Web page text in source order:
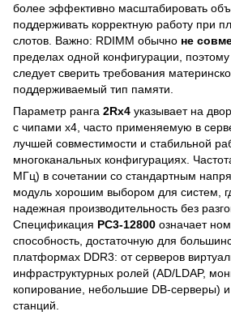
более эффективно масштабировать
поддерживать корректную работу при
слотов. Важно: RDIMM обычно не
пределах одной конфигурации,
следует сверить требования
поддерживаемый тип памяти.
Параметр ранга 2Rx4 указывает на
с чипами x4, часто применяемую в
лучшей совместимости и стабильной
многоканальных конфигурациях.
МГц) в сочетании со стандартным
модуль хорошим выбором для систем,
надежная производительность без
Спецификация PC3-12800 означает
способность, достаточную для
платформах DDR3: от серверов
инфраструктурных ролей (AD/LDAP,
копирование, небольшие DB-серверы)
станций.